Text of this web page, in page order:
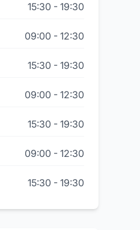
15:30 - 19:30
09:00 - 12:30
15:30 - 19:30
09:00 - 12:30
15:30 - 19:30
09:00 - 12:30
15:30 - 19:30